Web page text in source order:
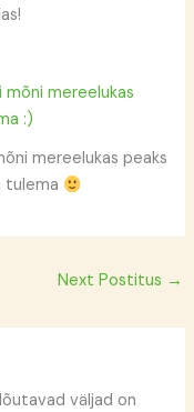
mereelukas peaks
tulema
Next Postitus →
väljad on